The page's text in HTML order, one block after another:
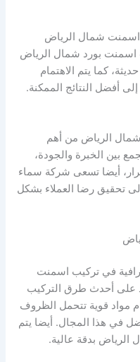
اسمنت شمال الرياض
اسمنت بورد شمال الرياض
كما يتم الاهتمام
أفضل النتائج الممكنة.
الرياض من أهم
بين الخبرة والجودة،
أيضا تسعى شركة سماء
تحقيق رضا العملاء بشكل
في تركيب اسمنت
على أحدث طرق التركيب
مواد قوية تتحمل الظروف
في هذا المجال. أيضا يتم
بدقة عالية.